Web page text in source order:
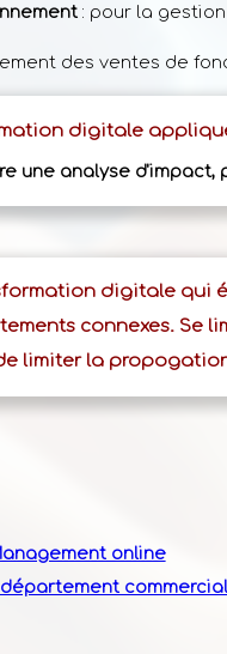
: pour la
des ventes de
digitale
une analyse
digitale qui
connexes. Se
limiter la
online